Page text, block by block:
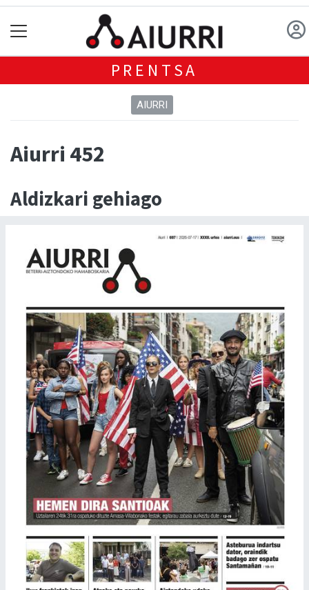
PRENTSA
AIURRI
Aiurri 452
Aldizkari gehiago